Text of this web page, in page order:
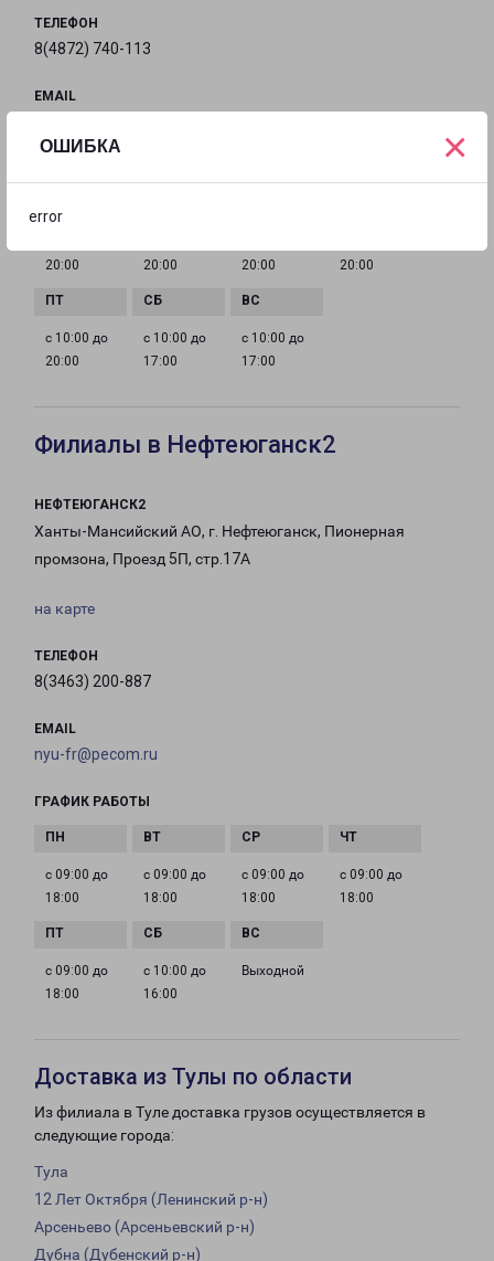
ОШИБКА
error
×
ТЕЛЕФОН
8(4872) 740-113
EMAIL
20:00
20:00
20:00
20:00
с 10:00 до
20:00
с 10:00 до
17:00
с 10:00 до
17:00
Филиалы в Нефтеюганск2
НЕФТЕЮГАНСК2
Ханты-Мансийский АО, г. Нефтеюганск, Пионерная
промзона, Проезд 5П, стр.17А
на карте
ТЕЛЕФОН
8(3463) 200-887
EMAIL
nyu-fr@pecom.ru
ГРАФИК РАБОТЫ
с 09:00 до
18:00
с 09:00 до
18:00
с 09:00 до
18:00
с 09:00 до
18:00
с 09:00 до
18:00
с 10:00 до
16:00
Выходной
Доставка из Тулы по области
Из филиала в Туле доставка грузов осуществляется в
следующие города:
Тула
12 Лет Октября (Ленинский р-н)
Арсеньево (Арсеньевский р-н)
Дубна (Дубенский р-н)